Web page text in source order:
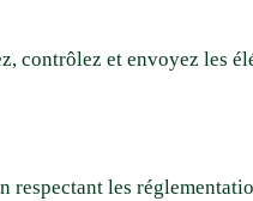
contrôlez et envoyez les
les